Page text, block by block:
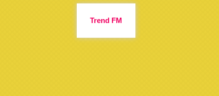
Trend FM